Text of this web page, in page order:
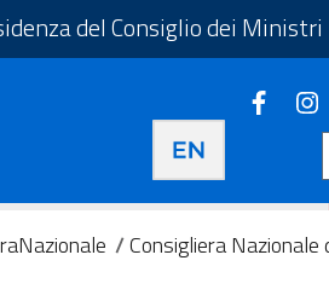
scheda
del Consiglio dei Ministri
Apre in una nuova
Apre
/Consigliera Nazionale